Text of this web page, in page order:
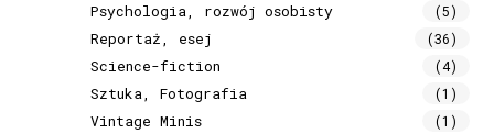
Psychologia, rozwój osobisty (5)
Reportaż, esej (36)
Science-fiction (4)
Sztuka, Fotografia (1)
Vintage Minis (1)